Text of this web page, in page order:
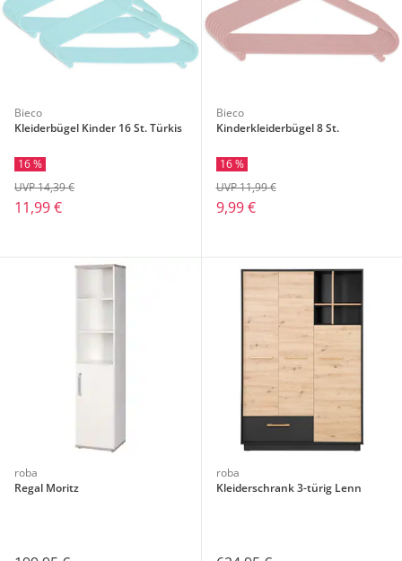
Bieco
Kleiderbügel Kinder 16 St. Türkis
16 %
11,99 €
UVP 14,39 €
Bieco
Kinderkleiderbügel 8 St.
16 %
9,99 €
UVP 11,99 €
roba
Regal Moritz
roba
Kleiderschrank 3-türig Lenn